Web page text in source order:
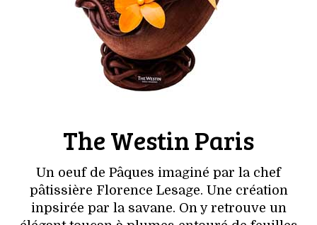
The Westin Paris
Un oeuf de Pâques imaginé par la chef
pâtissière Florence Lesage. Une création
inpsirée par la savane. On y retrouve un